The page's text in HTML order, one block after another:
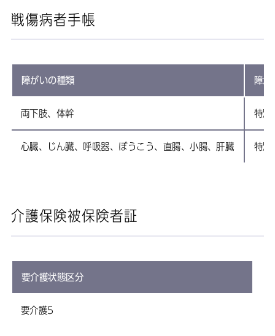
戦傷病者手帳
障がいの種類 障が
両下肢、体幹 特別
心臓、じん臓、呼吸器、ぼうこう、直腸、小腸、肝臓 特別
介護保険被保険者証
要介護状態区分
要介護5